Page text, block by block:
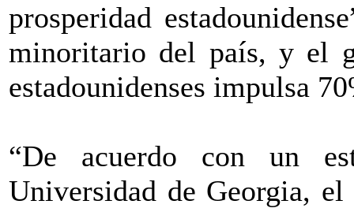
prosperidad
minoritario del país, y el
estadounidenses impulsa
“De acuerdo con un
Universidad de Georgia,